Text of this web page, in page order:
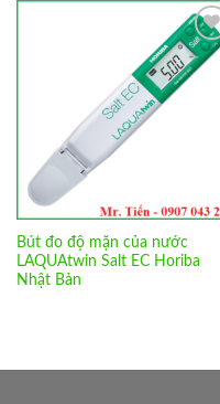
Add to
Wishlist
Bút đo độ mặn của nước
LAQUAtwin Salt EC Horiba
Nhật Bản